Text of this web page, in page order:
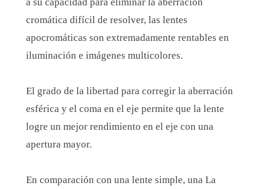
cromática difícil de resolver, las lentes
apocromáticas son extremadamente rentables en
iluminación e imágenes multicolores.
El grado de la libertad para corregir la aberración
esférica y el coma en el eje permite que la lente
logre un mejor rendimiento en el eje con una
apertura mayor.
En comparación con una lente simple, una La